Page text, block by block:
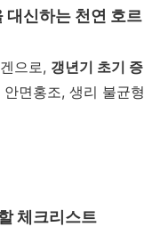
대신하는 천연 호르
으로, 갱년기 초기 증
안면홍조, 생리 불균형
체크리스트